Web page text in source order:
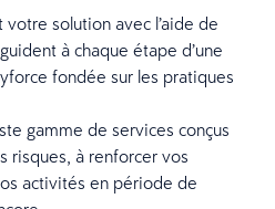
solution avec l’aide de
à chaque étape d’une
fondée sur les pratiques
gamme de services conçus
risques, à renforcer vos
activités en période de